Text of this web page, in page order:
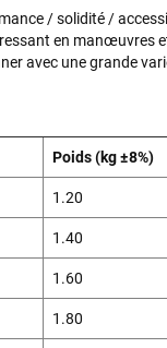
/ solidité /
en manœuvres
avec une grande
Poids (kg ±8%)
1.20
1.40
1.60
1.80